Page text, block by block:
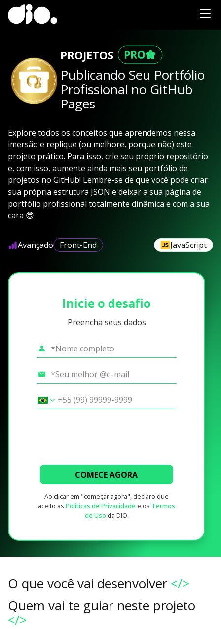
PROJETOS
Publicando Seu Portfólio
Profissional no GitHub
Pages
Explore todos os conceitos que aprendemos nessa
imersão e replique (ou melhore, porque não) este
projeto prático. Para isso, crie seu próprio repositório
e, com isso, aumente ainda mais seu portfólio de
projetos no GitHub! Lembre-se de que você pode criar
sua própria estrutura JSON e deixar a sua página de
portfólio profissional totalmente dinâmica e com a sua
cara 😎
Avançado Front-End JavaScript
Inicie o desafio
Preencha seus dados
COMECE AGORA
Ao clicar em "começar agora", declaro que
aceito as Políticas de Privacidade e os Termos
de Uso da DIO.
O que você vai desenvolver </>
Quem vai te guiar neste projeto
</>